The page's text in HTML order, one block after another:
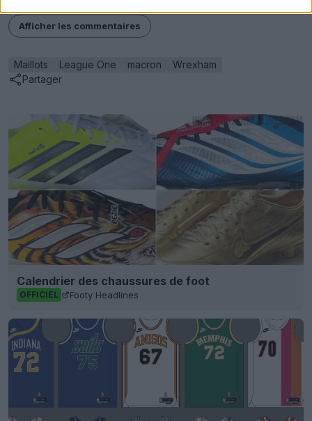
Afficher les commentaires
Maillots League One macron
Wrexham
Partager
Calendrier des chaussures de foot
OFFICIEL Footy Headlines